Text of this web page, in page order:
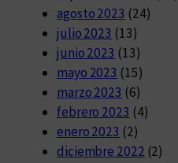
agosto 2023 (24)
julio 2023 (13)
junio 2023 (13)
mayo 2023 (15)
marzo 2023 (6)
febrero 2023 (4)
enero 2023 (2)
diciembre 2022 (2)